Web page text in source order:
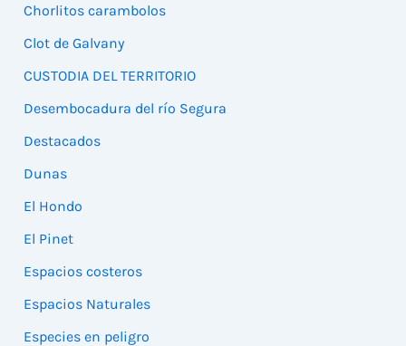
Chorlitos carambolos
Clot de Galvany
CUSTODIA DEL TERRITORIO
Desembocadura del río Segura
Destacados
Dunas
El Hondo
El Pinet
Espacios costeros
Espacios Naturales
Especies en peligro